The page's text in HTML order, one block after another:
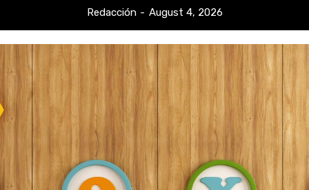
Redacción - August 4, 2026